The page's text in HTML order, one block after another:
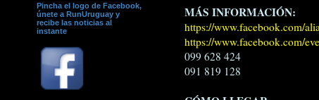
MÁS INFORMACIÓN:
https://www.facebook.com/
https://www.facebook.com/
099 628 424
091 819 128
Pincha el logo de Facebook,
únete a RunUruguay y
recibe las noticias al
instante